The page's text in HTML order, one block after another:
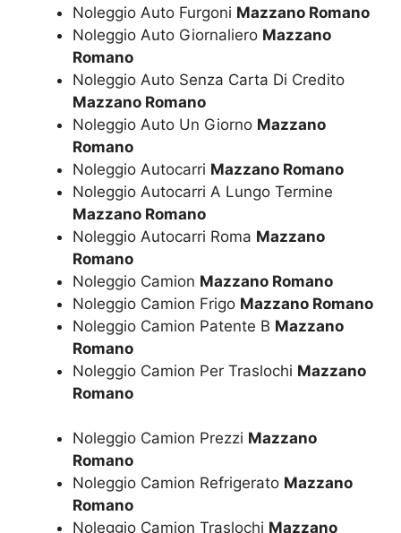
Noleggio Auto Furgoni Mazzano Romano
Noleggio Auto Giornaliero Mazzano
Romano
Noleggio Auto Senza Carta Di Credito
Mazzano Romano
Noleggio Auto Un Giorno Mazzano
Romano
Noleggio Autocarri Mazzano Romano
Noleggio Autocarri A Lungo Termine
Mazzano Romano
Noleggio Autocarri Roma Mazzano
Romano
Noleggio Camion Mazzano Romano
Noleggio Camion Frigo Mazzano Romano
Noleggio Camion Patente B Mazzano
Romano
Noleggio Camion Per Traslochi Mazzano
Romano
Noleggio Camion Prezzi Mazzano
Romano
Noleggio Camion Refrigerato Mazzano
Romano
Noleggio Camion Traslochi Mazzano